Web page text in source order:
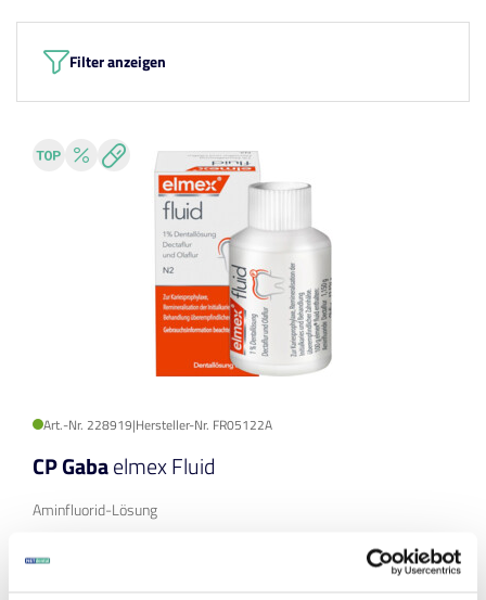
Filter anzeigen
Art.-Nr. 228919|Hersteller-Nr. FR05122A
CP Gabaelmex Fluid
Aminfluorid-Lösung
Inhalt: 50 ml